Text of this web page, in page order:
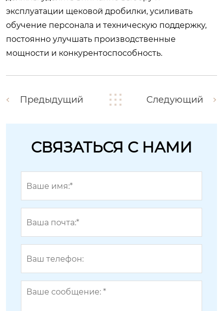
эксплуатации щековой дробилки, усиливать
обучение персонала и техническую поддержку,
постоянно улучшать производственные
мощности и конкурентоспособность.
Предыдущий Следующий
СВЯЗАТЬСЯ С НАМИ